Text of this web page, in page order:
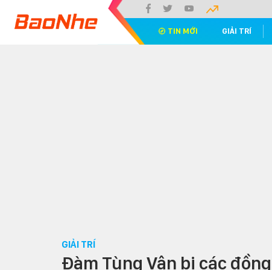
TIN MỚI GIẢI TRÍ
GIẢI TRÍ
Đàm Tùng Vận bị các